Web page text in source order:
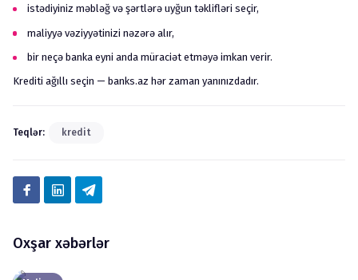
istədiyiniz məbləğ və şərtlərə uyğun təklifləri seçir,
maliyyə vəziyyətinizi nəzərə alır,
bir neçə banka eyni anda müraciət etməyə imkan verir.
Krediti ağıllı seçin — banks.az hər zaman yanınızdadır.
Teqlər: kredit
Oxşar xəbərlər